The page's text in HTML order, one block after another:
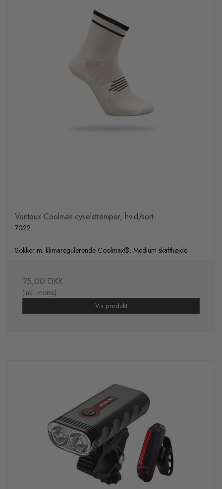
Ventoux Coolmax cykelstrømper, hvid/sort
7022
Sokker m. klimaregulerende Coolmax®. Medium skafthøjde
75,00 DKK
(inkl. moms)
Vis produkt